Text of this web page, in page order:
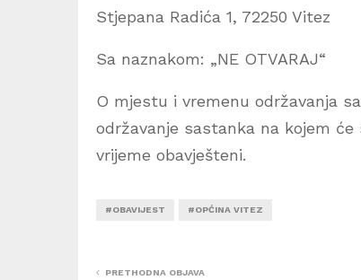
Stjepana Radića 1, 72250 Vitez
Sa naznakom: „NE OTVARAJ“
O mjestu i vremenu održavanja
održavanje sastanka na kojem
vrijeme obavješteni.
#OBAVIJEST #OPĆINA VITEZ
PRETHODNA OBJAVA